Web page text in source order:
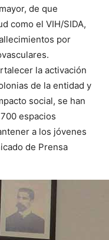
de que
como el VIH/SIDA,
por
la activación
de la entidad y
social, se han
espacios
a los jóvenes
de Prensa